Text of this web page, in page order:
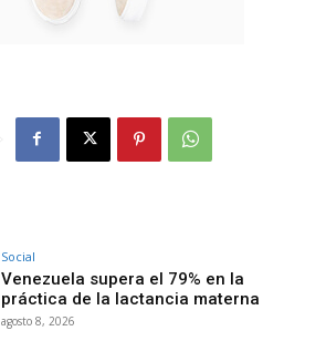
Social
Venezuela supera el 79% en la
práctica de la lactancia materna
agosto 8, 2026